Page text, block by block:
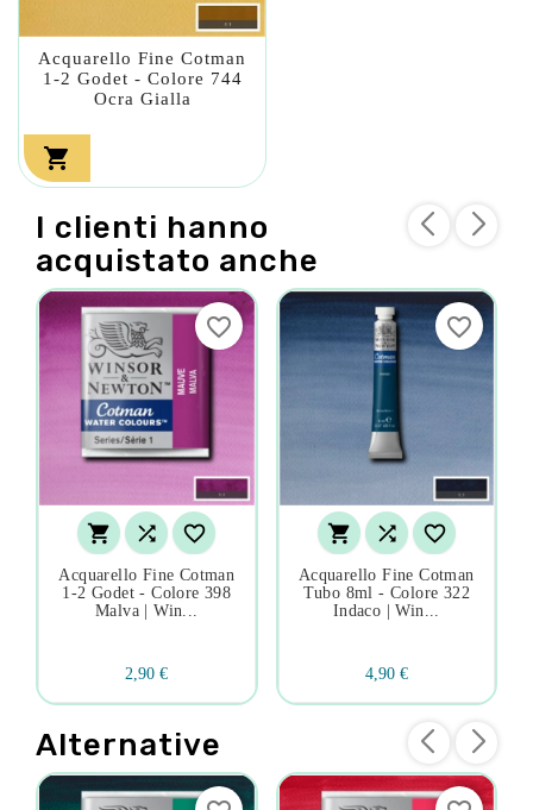
Acquarello Fine Cotman
1-2 Godet - Colore 744
Ocra Gialla

I clienti hanno
acquistato anche
  
Acquarello Fine Cotman
1-2 Godet - Colore 398
Malva | Win...
2,90 €
favorite_border
  
Acquarello Fine Cotman
Tubo 8ml - Colore 322
Indaco | Win...
4,90 €
favorite_border
Alternative